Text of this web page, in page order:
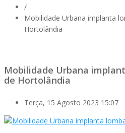
/
Mobilidade Urbana implanta
Hortolândia
Mobilidade Urbana
de Hortolândia
Terça, 15 Agosto 2023 15:07